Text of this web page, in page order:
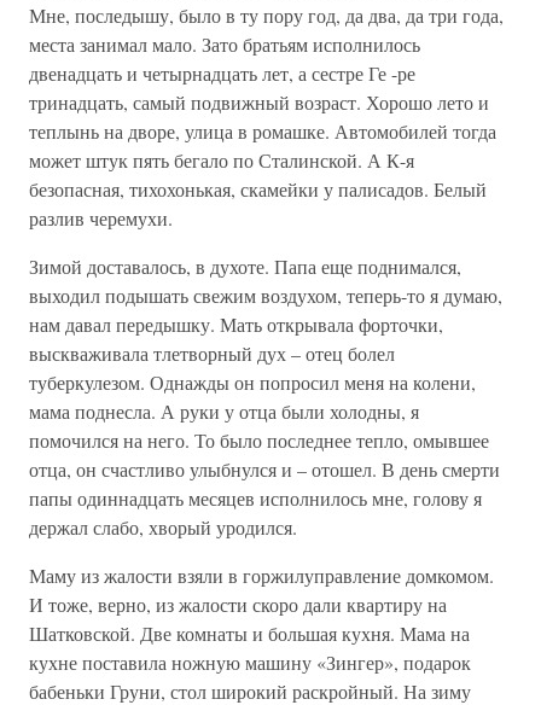
Мне, последышу, было в ту пору год, да два, да три года,
места занимал мало. Зато братьям исполнилось
двенадцать и четырнадцать лет, а сестре Ге -ре
тринадцать, самый подвижный возраст. Хорошо лето и
теплынь на дворе, улица в ромашке. Автомобилей тогда
может штук пять бегало по Сталинской. А К-я
безопасная, тихохонькая, скамейки у палисадов. Белый
разлив черемухи.
Зимой доставалось, в духоте. Папа еще поднимался,
выходил подышать свежим воздухом, теперь-то я думаю,
нам давал передышку. Мать открывала форточки,
выскваживала тлетворный дух – отец болел
туберкулезом. Однажды он попросил меня на колени,
мама поднесла. А руки у отца были холодны, я
помочился на него. То было последнее тепло, омывшее
отца, он счастливо улыбнулся и – отошел. В день смерти
папы одиннадцать месяцев исполнилось мне, голову я
держал слабо, хворый уродился.
Маму из жалости взяли в горжилуправление домкомом.
И тоже, верно, из жалости скоро дали квартиру на
Шатковской. Две комнаты и большая кухня. Мама на
кухне поставила ножную машину «Зингер», подарок
бабеньки Груни, стол широкий раскройный. На зиму